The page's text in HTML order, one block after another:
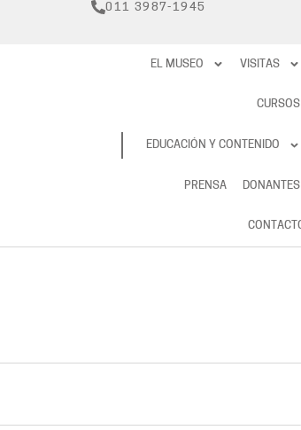
011 3987-1945
RESERVAS
EL MUSEO VISITAS
CURSOS
EDUCACIÓN Y CONTENIDO
PRENSA DONANTES